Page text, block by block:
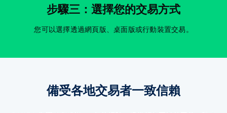
步驟三：選擇您的交易方式
您可以選擇透過網頁版、桌面版或行動裝置交易。
備受各地交易者一致信賴